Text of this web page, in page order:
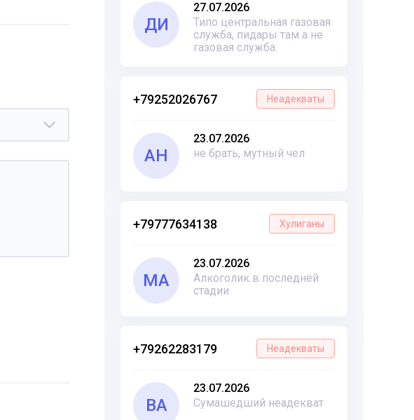
ДИ
27.07.2026
Типо центральная газовая
служба, пидары там а не
газовая служба.
+79252026767 Неадекваты
АН
23.07.2026
не брать, мутный чел
+79777634138 Хулиганы
МА
23.07.2026
Алкоголик в последней
стадии
+79262283179 Неадекваты
ВА
23.07.2026
Сумашедший неадекват